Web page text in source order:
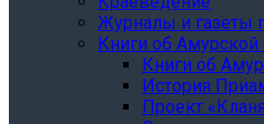
Журналы и газеты
Книги об Амурской
Книги об
История
Проект